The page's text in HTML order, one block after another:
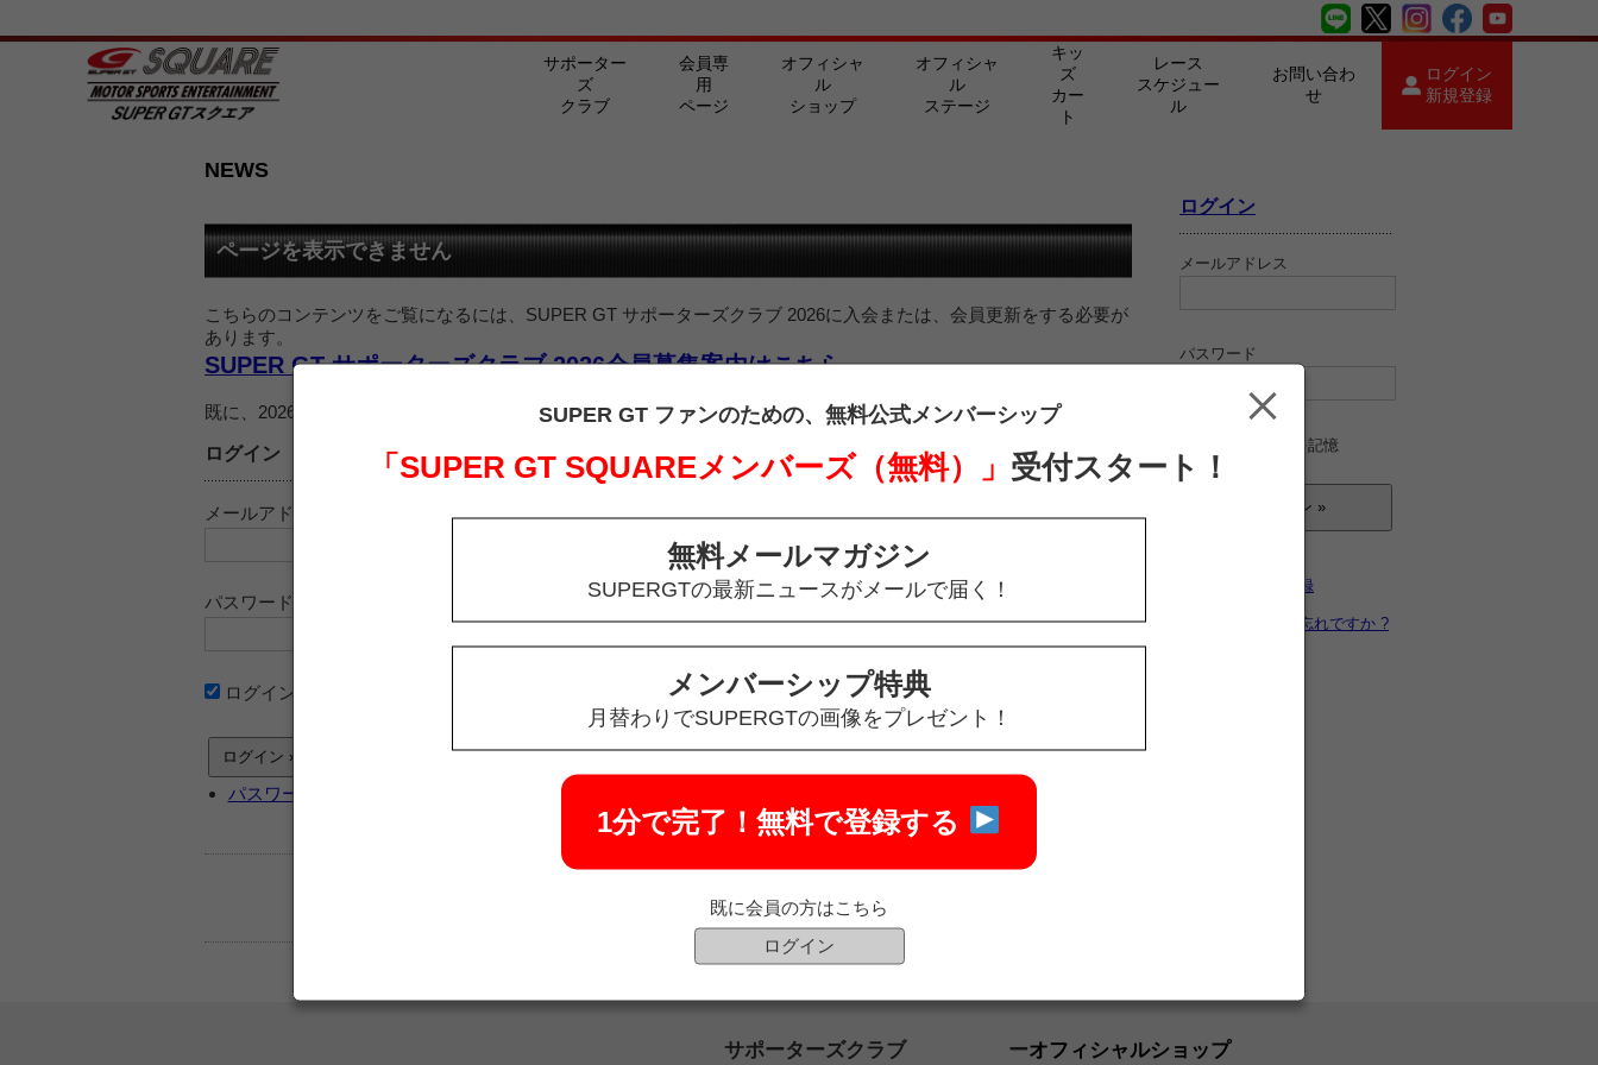
サポーター
ズ
クラブ
会員専
用
ページ
オフィシャ
ル
ショップ
オフィシャ
ル
ステージ
キッ
ズ
カー
ト
レース
スケジュー
ル
お問い合わ
せ
ログイン
新規登録
NEWS
ページを表示できません
こちらのコンテンツをご覧になるには、SUPER GT サポーターズクラブ 2026に入会または、会員更新をする必要が
あります。
SUPER GT サポーターズクラブ 2026会員募集案内はこちら
既に、2026 SUPER GT サポーターズクラブ会員の方は、下記よりログインを行ってご覧ください。
ログイン
メールアドレス
パスワード
ログイン情報を記憶
パスワードをお忘れですか ?
ログイン
メールアドレス
パスワード
ログイン情報を記憶
新規ユーザー登録
パスワードをお忘れですか ?
サポーターズクラブ オフィシャルショップ
SUPER GT ファンのための、 無料公式メンバーシップ
「SUPER GT SQUAREメンバーズ（無料）」 受付スタート！
無料メールマガジン
SUPERGTの最新ニュースがメールで届く！
メンバーシップ特典
月替わりでSUPERGTの画像をプレゼント！
1分で完了！無料で登録する
既に会員の方はこちら
ログイン